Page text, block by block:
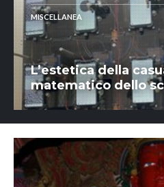
MISCELLANEA
L’estetica della
matematico dello